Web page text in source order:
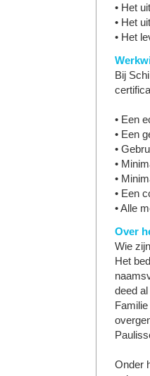
• Het
• Het
• Het
Bij
• Een
• Een
•
•
•
• Een
• Alle
Over
Wie
Het
deed
Onder